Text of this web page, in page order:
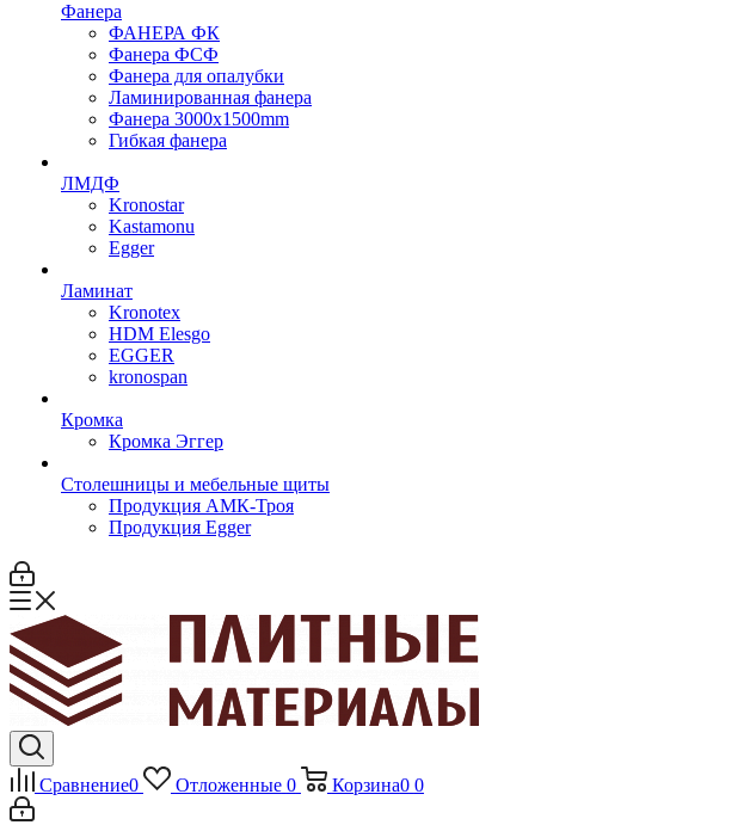
Фанера
ФАНЕРА ФК
Фанера ФСФ
Фанера для опалубки
Ламинированная фанера
Фанера 3000х1500mm
Гибкая фанера
ЛМДФ
Kronostar
Kastamonu
Egger
Ламинат
Kronotex
HDM Elesgo
EGGER
kronospan
Кромка
Кромка Эггер
Столешницы и мебельные щиты
Продукция АМК-Троя
Продукция Egger
Сравнение0 Отложенные 0 Корзина0 0